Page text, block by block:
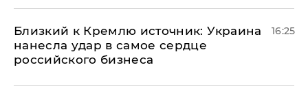
Близкий к Кремлю источник: Украина
нанесла удар в самое сердце
российского бизнеса
16:25